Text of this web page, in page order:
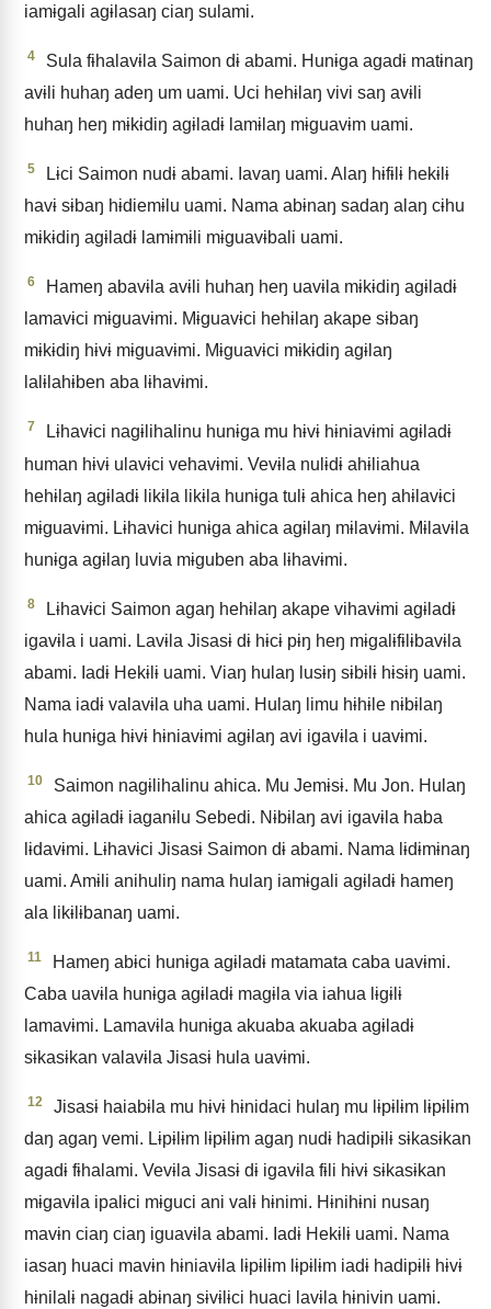
iamɨgali agɨlasaŋ ciaŋ sulami.
4
Sula fɨhalavɨla Saimon dɨ abami. Hunɨga agadɨ matɨnaŋ
avɨli huhaŋ adeŋ um uami. Uci hehɨlaŋ vivi saŋ avɨli
huhaŋ heŋ mɨkɨdiŋ agɨladɨ lamɨlaŋ mɨguavɨm uami.
5
Lɨci Saimon nudɨ abami. Iavaŋ uami. Alaŋ hɨfɨlɨ hekɨlɨ
havɨ sɨbaŋ hɨdiemɨlu uami. Nama abɨnaŋ sadaŋ alaŋ cɨhu
mɨkɨdiŋ agɨladɨ lamɨmɨli mɨguavɨbali uami.
6
Hameŋ abavɨla avɨli huhaŋ heŋ uavɨla mɨkɨdiŋ agɨladɨ
lamavɨci mɨguavɨmi. Mɨguavɨci hehɨlaŋ akape sɨbaŋ
mɨkɨdiŋ hɨvɨ mɨguavɨmi. Mɨguavɨci mɨkɨdiŋ agɨlaŋ
lalɨlahɨben aba lɨhavɨmi.
7
Lɨhavɨci nagɨlihalinu hunɨga mu hɨvɨ hɨniavɨmi agɨladɨ
human hɨvɨ ulavɨci vehavɨmi. Vevɨla nulɨdɨ ahɨliahua
hehɨlaŋ agɨladɨ likɨla likɨla hunɨga tulɨ ahica heŋ ahɨlavɨci
mɨguavɨmi. Lɨhavɨci hunɨga ahica agɨlaŋ mɨlavɨmi. Mɨlavɨla
hunɨga agɨlaŋ luvia mɨguben aba lɨhavɨmi.
8
Lɨhavɨci Saimon agaŋ hehɨlaŋ akape vihavɨmi agɨladɨ
igavɨla i uami. Lavɨla Jisasɨ dɨ hɨcɨ pɨŋ heŋ mɨgalɨfɨlɨbavɨla
abami. Iadɨ Hekɨlɨ uami. Viaŋ hulaŋ lusɨŋ sɨbɨlɨ hɨsɨŋ uami.
Nama iadɨ valavɨla uha uami. Hulaŋ limu hɨhɨle nɨbɨlaŋ
hula hunɨga hɨvɨ hɨniavɨmi agɨlaŋ avi igavɨla i uavɨmi.
10
Saimon nagɨlihalinu ahica. Mu Jemɨsɨ. Mu Jon. Hulaŋ
ahica agɨladɨ iaganɨlu Sebedi. Nɨbɨlaŋ avi igavɨla haba
lɨdavɨmi. Lɨhavɨci Jisasɨ Saimon dɨ abami. Nama lɨdɨmɨnaŋ
uami. Amɨli anihuliŋ nama hulaŋ iamɨgali agɨladɨ hameŋ
ala likɨlɨbanaŋ uami.
11
Hameŋ abɨci hunɨga agɨladɨ matamata caba uavɨmi.
Caba uavɨla hunɨga agɨladɨ magɨla via iahua lɨgɨlɨ
lamavɨmi. Lamavɨla hunɨga akuaba akuaba agɨladɨ
sɨkasɨkan valavɨla Jisasɨ hula uavɨmi.
12
Jisasɨ haiabɨla mu hɨvɨ hɨnidaci hulaŋ mu lɨpɨlɨm lɨpɨlɨm
daŋ agaŋ vemi. Lɨpɨlɨm lɨpɨlɨm agaŋ nudɨ hadipɨlɨ sɨkasɨkan
agadɨ fɨhalami. Vevɨla Jisasɨ dɨ igavɨla fɨli hɨvɨ sɨkasɨkan
mɨgavɨla ipalɨci mɨguci ani valɨ hɨnimi. Hɨnihɨni nusaŋ
mavɨn ciaŋ ciaŋ iguavɨla abami. Iadɨ Hekɨlɨ uami. Nama
iasaŋ huaci mavɨn hɨniavɨla lɨpɨlɨm lɨpɨlɨm iadɨ hadipɨlɨ hɨvɨ
hɨnilalɨ nagadɨ abɨnaŋ sɨvɨlɨci huaci lavɨla hɨnivin uami.